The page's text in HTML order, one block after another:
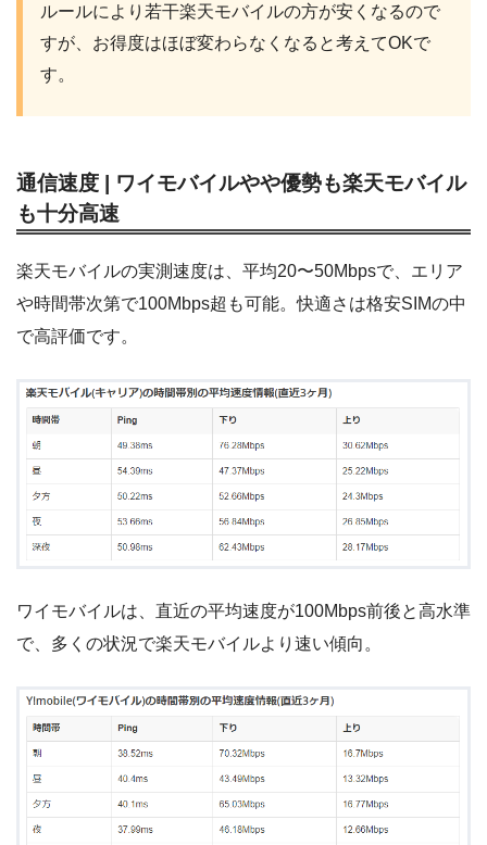
ルールにより若干楽天モバイルの方が安くなるので
すが、お得度はほぼ変わらなくなると考えてOKで
す。
通信速度 | ワイモバイルやや優勢も楽天モバイル
も十分高速
楽天モバイルの実測速度は、平均20〜50Mbpsで、エリア
や時間帯次第で100Mbps超も可能。快適さは格安SIMの中
で高評価です。
ワイモバイルは、直近の平均速度が100Mbps前後と高水準
で、多くの状況で楽天モバイルより速い傾向。